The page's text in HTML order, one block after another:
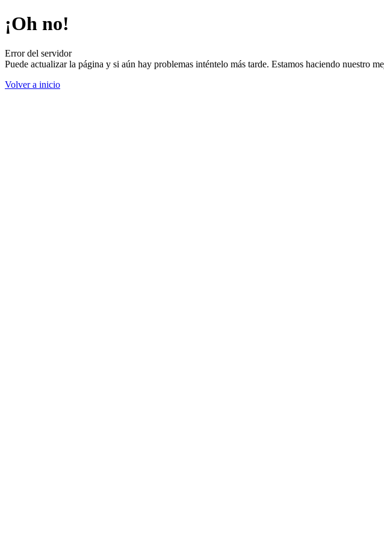
¡Oh no!
Error del servidor
Puede actualizar la página y si aún hay problemas inténtelo más tarde. Estamos haciendo nuestro
Volver a inicio